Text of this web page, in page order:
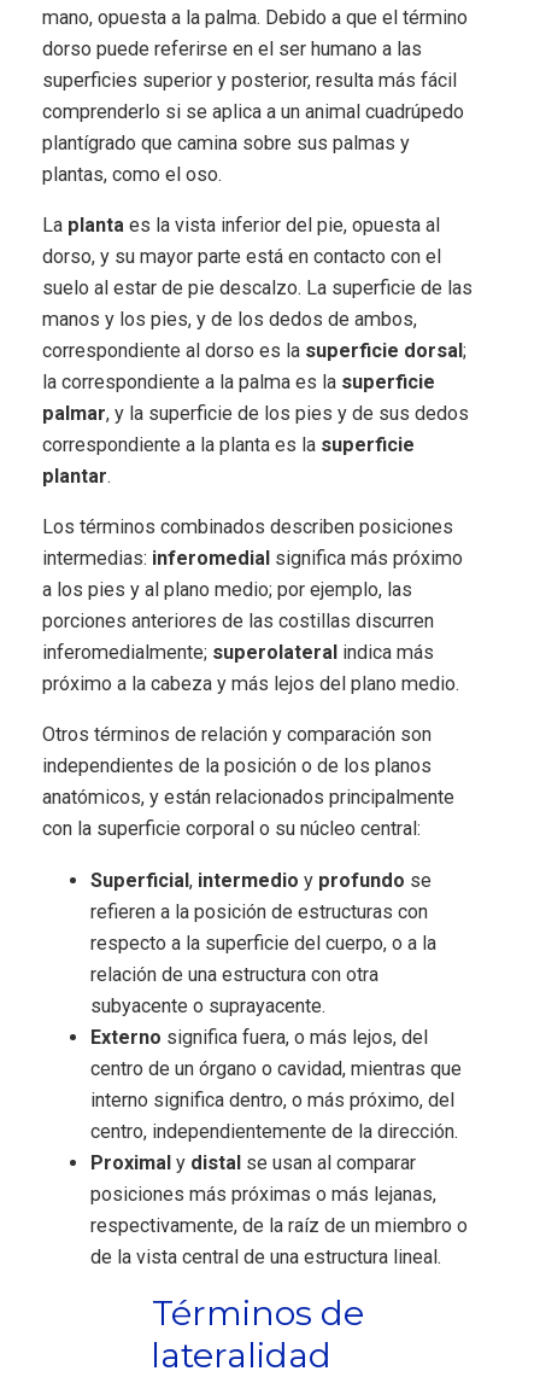
mano, opuesta a la palma. Debido a que el término
dorso puede referirse en el ser humano a las
superficies superior y posterior, resulta más fácil
comprenderlo si se aplica a un animal cuadrúpedo
plantígrado que camina sobre sus palmas y
plantas, como el oso.
La planta es la vista inferior del pie, opuesta al
dorso, y su mayor parte está en contacto con el
suelo al estar de pie descalzo. La superficie de las
manos y los pies, y de los dedos de ambos,
correspondiente al dorso es la superficie dorsal ;
la correspondiente a la palma es la superficie
palmar, y la superficie de los pies y de sus dedos
correspondiente a la planta es la superficie
plantar.
Los términos combinados describen posiciones
intermedias: inferomedial significa más próximo
a los pies y al plano medio; por ejemplo, las
porciones anteriores de las costillas discurren
inferomedialmente; superolateral indica más
próximo a la cabeza y más lejos del plano medio.
Otros términos de relación y comparación son
independientes de la posición o de los planos
anatómicos, y están relacionados principalmente
con la superficie corporal o su núcleo central:
Superficial, intermedio y profundo se
refieren a la posición de estructuras con
respecto a la superficie del cuerpo, o a la
relación de una estructura con otra
subyacente o suprayacente.
Externo significa fuera, o más lejos, del
centro de un órgano o cavidad, mientras que
interno significa dentro, o más próximo, del
centro, independientemente de la dirección.
Proximal y distal se usan al comparar
posiciones más próximas o más lejanas,
respectivamente, de la raíz de un miembro o
de la vista central de una estructura lineal.
Términos de
lateralidad